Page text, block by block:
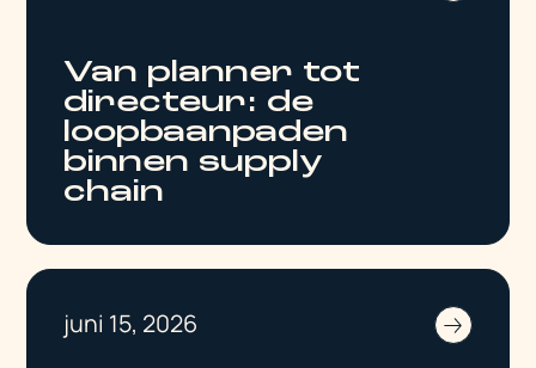
Van planner tot
directeur: de
loopbaanpaden
binnen supply
chain
juni 15, 2026